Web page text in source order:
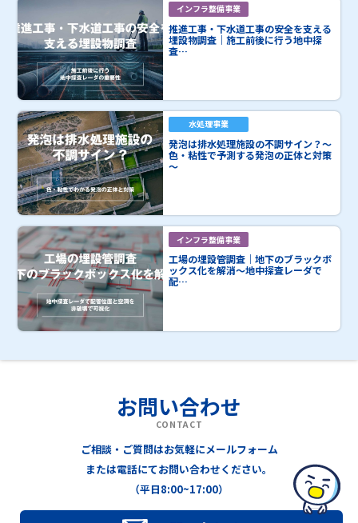
インフラ整備事業
推進工事・下水道工事の安全を支える
埋設物調査｜施工前後に行う地中探
査…
水処理事業
発泡は排水処理施設の不調サイン？～
色・粘性で予測する発泡の正体と対策
～
インフラ整備事業
工場の埋設管調査｜地下のブラックボ
ックス化を解消～地中探査レーダで
配…
お問い合わせ
CONTACT
ご相談・ご質問はお気軽にメールフォーム
または電話にてお問い合わせください。
（平日8:00~17:00）